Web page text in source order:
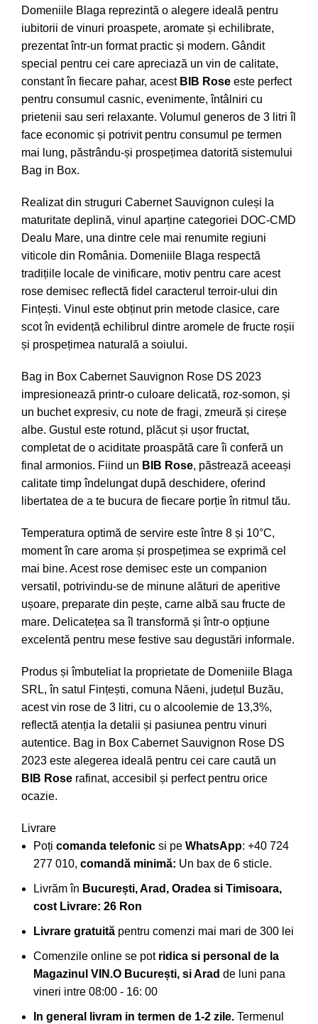
Domeniile Blaga reprezintă o alegere ideală pentru
iubitorii de vinuri proaspete, aromate și echilibrate,
prezentat într-un format practic și modern. Gândit
special pentru cei care apreciază un vin de calitate,
constant în fiecare pahar, acest BIB Rose este perfect
pentru consumul casnic, evenimente, întâlniri cu
prietenii sau seri relaxante. Volumul generos de 3 litri îl
face economic și potrivit pentru consumul pe termen
mai lung, păstrându-și prospețimea datorită sistemului
Bag in Box.
Realizat din struguri Cabernet Sauvignon culeși la
maturitate deplină, vinul aparține categoriei DOC-CMD
Dealu Mare, una dintre cele mai renumite regiuni
viticole din România. Domeniile Blaga respectă
tradițiile locale de vinificare, motiv pentru care acest
rose demisec reflectă fidel caracterul terroir-ului din
Fințești. Vinul este obținut prin metode clasice, care
scot în evidență echilibrul dintre aromele de fructe roșii
și prospețimea naturală a soiului.
Bag in Box Cabernet Sauvignon Rose DS 2023
impresionează printr-o culoare delicată, roz-somon, și
un buchet expresiv, cu note de fragi, zmeură și cireșe
albe. Gustul este rotund, plăcut și ușor fructat,
completat de o aciditate proaspătă care îi conferă un
final armonios. Fiind un BIB Rose, păstrează aceeași
calitate timp îndelungat după deschidere, oferind
libertatea de a te bucura de fiecare porție în ritmul tău.
Temperatura optimă de servire este între 8 și 10°C,
moment în care aroma și prospețimea se exprimă cel
mai bine. Acest rose demisec este un companion
versatil, potrivindu-se de minune alături de aperitive
ușoare, preparate din pește, carne albă sau fructe de
mare. Delicatețea sa îl transformă și într-o opțiune
excelentă pentru mese festive sau degustări informale.
Produs și îmbuteliat la proprietate de Domeniile Blaga
SRL, în satul Fințești, comuna Năeni, județul Buzău,
acest vin rose de 3 litri, cu o alcoolemie de 13,3%,
reflectă atenția la detalii și pasiunea pentru vinuri
autentice. Bag in Box Cabernet Sauvignon Rose DS
2023 este alegerea ideală pentru cei care caută un
BIB Rose rafinat, accesibil și perfect pentru orice
ocazie.
Livrare
Poți comanda telefonic si pe WhatsApp: +40 724
277 010, comandă minimă: Un bax de 6 sticle.
Livrăm în București, Arad, Oradea si Timisoara,
cost Livrare: 26 Ron
Livrare gratuită pentru comenzi mai mari de 300 lei
Comenzile online se pot ridica si personal de la
Magazinul VIN.O București, si Arad de luni pana
vineri intre 08:00 - 16: 00
In general livram in termen de 1-2 zile. Termenul